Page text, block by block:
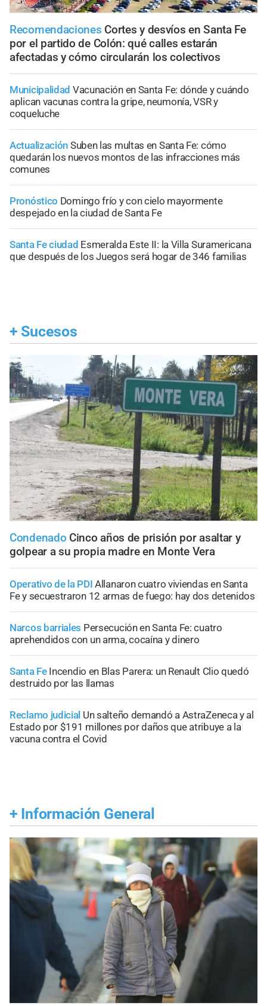
Recomendaciones Cortes y desvíos en Santa Fe
por el partido de Colón: qué calles estarán
afectadas y cómo circularán los colectivos
Municipalidad Vacunación en Santa Fe: dónde y cuándo
aplican vacunas contra la gripe, neumonía, VSR y
coqueluche
Actualización Suben las multas en Santa Fe: cómo
quedarán los nuevos montos de las infracciones más
comunes
Pronóstico Domingo frío y con cielo mayormente
despejado en la ciudad de Santa Fe
Santa Fe ciudad Esmeralda Este II: la Villa Suramericana
que después de los Juegos será hogar de 346 familias
+ Sucesos
Condenado Cinco años de prisión por asaltar y
golpear a su propia madre en Monte Vera
Operativo de la PDI Allanaron cuatro viviendas en Santa
Fe y secuestraron 12 armas de fuego: hay dos detenidos
Narcos barriales Persecución en Santa Fe: cuatro
aprehendidos con un arma, cocaína y dinero
Santa Fe Incendio en Blas Parera: un Renault Clio quedó
destruido por las llamas
Reclamo judicial Un salteño demandó a AstraZeneca y al
Estado por $191 millones por daños que atribuye a la
vacuna contra el Covid
+ Información General